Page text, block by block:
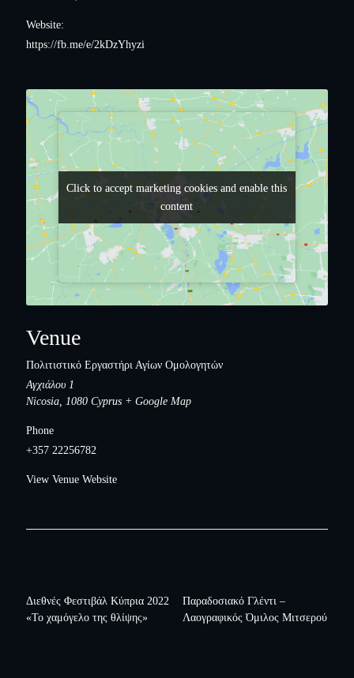
Website:
https://fb.me/e/2kDzYhyzi
Venue
Πολιτιστικό Εργαστήρι Αγίων Ομολογητών
Αγχιάλου 1
Nicosia
1080 Cyprus + Google Map
Phone
+357 22256782
View Venue Website
Click to accept marketing cookies and enable this
content
Click to accept marketing cookies and enable this
content
Διεθνές Φεστιβάλ Κύπρια 2022
«Το χαμόγελο της θλίψης»
Παραδοσιακό Γλέντι –
Λαογραφικός Όμιλος Μιτσερού